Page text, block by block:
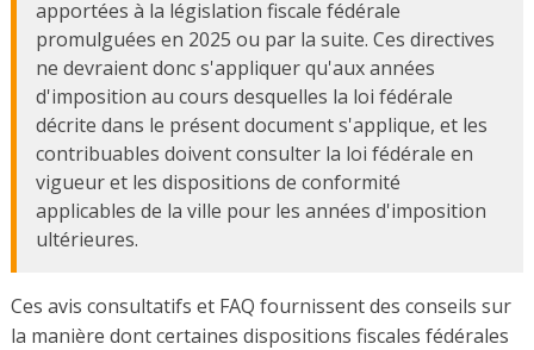
apportées à la législation fiscale fédérale
promulguées en 2025 ou par la suite. Ces directives
ne devraient donc s'appliquer qu'aux années
d'imposition au cours desquelles la loi fédérale
décrite dans le présent document s'applique, et les
contribuables doivent consulter la loi fédérale en
vigueur et les dispositions de conformité
applicables de la ville pour les années d'imposition
ultérieures.
Ces avis consultatifs et FAQ fournissent des conseils sur
la manière dont certaines dispositions fiscales fédérales